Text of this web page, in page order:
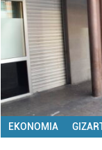
EKONOMIA